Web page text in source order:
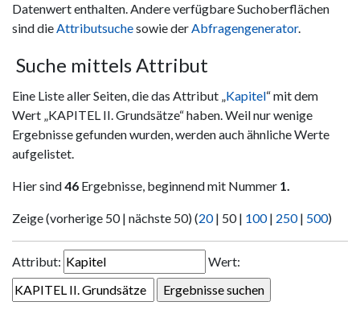
Datenwert enthalten. Andere verfügbare Suchoberflächen
sind dieAttributsuchesowie derAbfragengenerator.
Suche mittels Attribut
Eine Liste aller Seiten, die das Attribut „Kapitel“ mit dem
Wert „KAPITEL II. Grundsätze“ haben. Weil nur wenige
Ergebnisse gefunden wurden, werden auch ähnliche Werte
aufgelistet.
Hier sind46 Ergebnisse, beginnend mit Nummer 1.
Zeige (vorherige 50 | nächste 50) (20| 50| 100| 250| 500)
Attribut: Wert: